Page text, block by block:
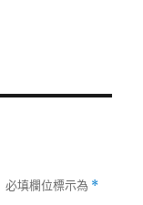
必填欄位標示為 *